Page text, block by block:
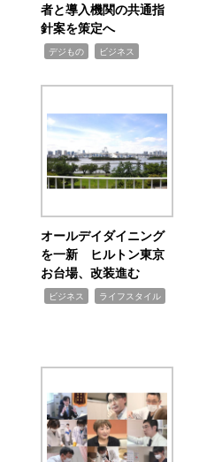
者と導入機関の共通指
針案を策定へ
デジもの ビジネス
オールデイダイニング
を一新 ヒルトン東京
お台場、改装進む
ビジネス ライフスタイル